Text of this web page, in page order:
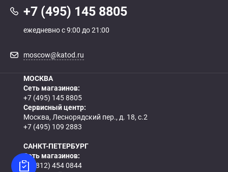
+7 (495) 145 8805
ежедневно с 9:00 до 21:00
moscow@katod.ru
МОСКВА
Сеть магазинов:
+7 (495) 145 8805
Сервисный центр:
Москва, Леснорядский пер., д. 18, с.2
+7 (495) 109 2883
САНКТ-ПЕТЕРБУРГ
Сеть магазинов:
+7 (812) 454 0844